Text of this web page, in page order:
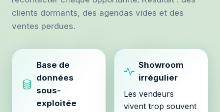
clients dormants, des agendas vides et des
ventes perdues.
Base de
données
sous-
exploitée
Showroom
irrégulier
Les vendeurs
vivent trop souvent